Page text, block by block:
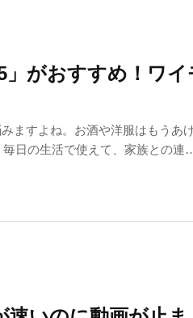
がおすすめ！ワイ
ますよね。お酒や洋服はもうあ
日の生活で使えて、家族との連